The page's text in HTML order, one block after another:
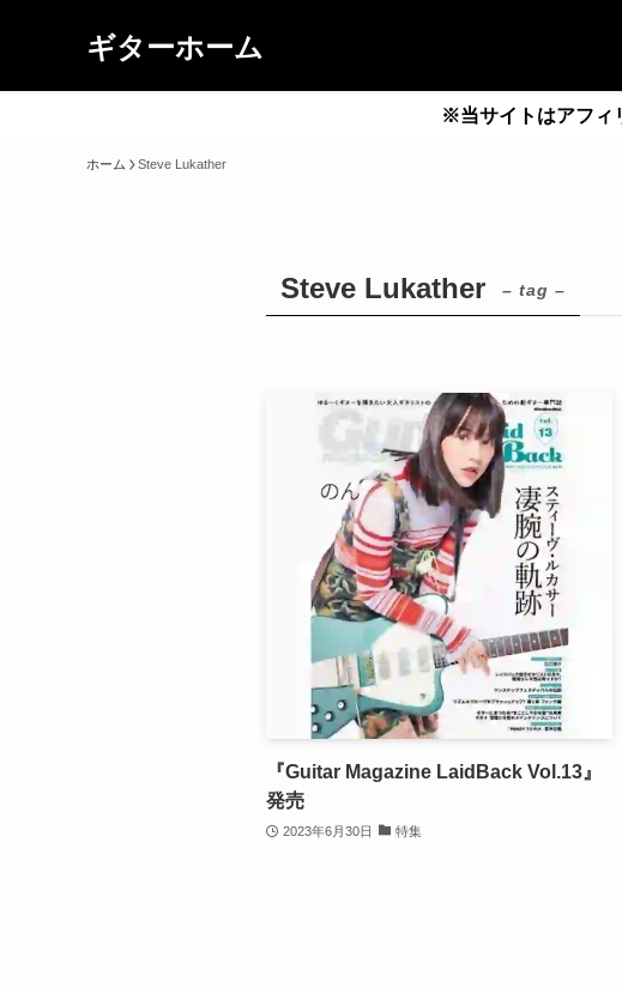
ギターホーム
※当サイトはアフィ
ホーム Steve Lukather
Steve Lukather – tag –
『Guitar Magazine LaidBack Vol.13』
発売
2023年6月30日 特集